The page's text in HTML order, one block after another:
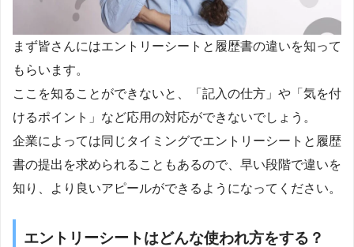
まず皆さんにはエントリーシートと履歴書の違いを知って
もらいます。
ここを知ることができないと、「記入の仕方」や「気を付
けるポイント」など応用の対応ができないでしょう。
企業によっては同じタイミングでエントリーシートと履歴
書の提出を求められることもあるので、早い段階で違いを
知り、より良いアピールができるようになってください。
エントリーシートはどんな使われ方をする？